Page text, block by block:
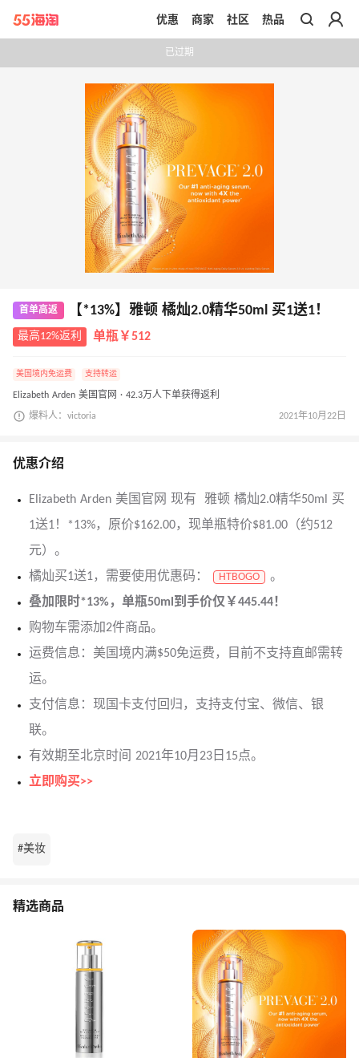
带你去官网买正品
优惠 商家 社区 热品
已过期
首单高返 【*13%】雅顿 橘灿2.0精华50ml 买1送1！
最高12%返利 单瓶￥512
美国境内免运费 支持转运
Elizabeth Arden 美国官网 · 42.3万人下单获得返利
爆料人：victoria 2021年10月22日
优惠介绍
Elizabeth Arden 美国官网 现有 雅顿 橘灿2.0精华50ml 买
1送1！*13%，原价$162.00，现单瓶特价$81.00（约512
元）。
橘灿买1送1，需要使用优惠码：
HTBOGO
。
叠加限时*13%，单瓶50ml到手价仅￥445.44！
购物车需添加2件商品。
运费信息：美国境内满$50免运费，目前不支持直邮需转
运。
支付信息：现国卡支付回归，支持支付宝、微信、银
联。
有效期至北京时间 2021年10月23日15点。
立即购买>>
#美妆
精选商品